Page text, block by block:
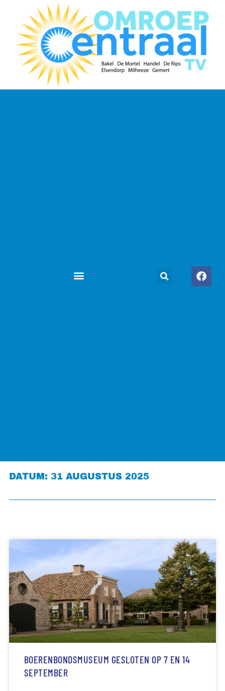
DATUM: 31 AUGUSTUS 2025
BOERENBONDSMUSEUM GESLOTEN OP 7 EN 14
SEPTEMBER